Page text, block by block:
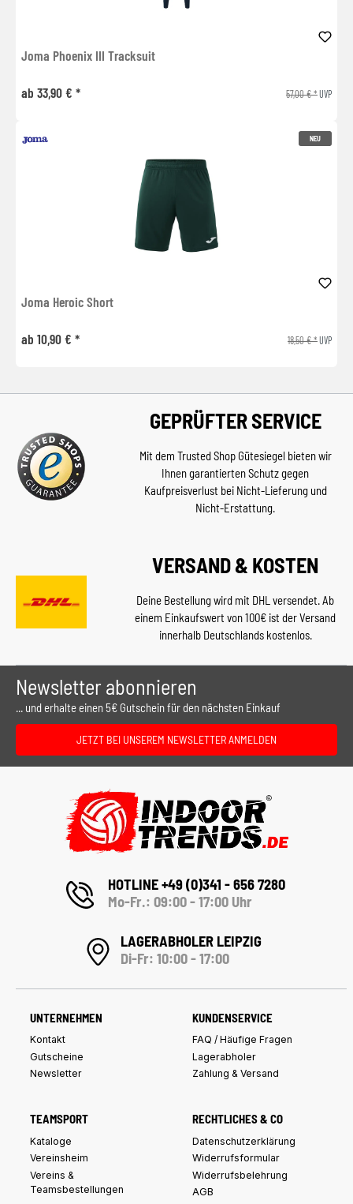
Joma Phoenix III Tracksuit
ab 33,90 € * 57,00 € *UVP
NEU
Joma Heroic Short
ab 10,90 € * 18,50 € *UVP
GEPRÜFTER SERVICE
Mit dem Trusted Shop Gütesiegel bieten wir
Ihnen garantierten Schutz gegen
Kaufpreisverlust bei Nicht-Lieferung und
Nicht-Erstattung.
VERSAND & KOSTEN
Deine Bestellung wird mit DHL versendet. Ab
einem Einkaufswert von 100€ ist der Versand
innerhalb Deutschlands kostenlos.
Newsletter abonnieren
... und erhalte einen 5€ Gutschein für den nächsten Einkauf
JETZT BEI UNSEREM NEWSLETTER ANMELDEN
HOTLINE +49 (0)341 - 656 7280
Mo-Fr.: 09:00 - 17:00 Uhr
LAGERABHOLER LEIPZIG
Di-Fr: 10:00 - 17:00
UNTERNEHMEN
Kontakt
Gutscheine
Newsletter
KUNDENSERVICE
FAQ / Häufige Fragen
Lagerabholer
Zahlung & Versand
TEAMSPORT
Kataloge
Vereinsheim
Vereins &
Teamsbestellungen
RECHTLICHES & CO
Datenschutzerklärung
Widerrufsformular
Widerrufsbelehrung
AGB